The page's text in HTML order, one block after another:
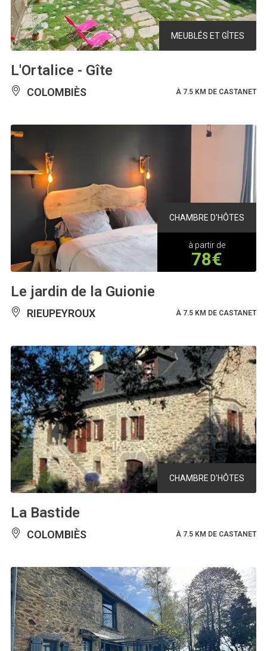
MEUBLÉS ET GÎTES
L'Ortalice - Gîte
COLOMBIÈS À 7.5 KM DE CASTANET
CHAMBRE D'HÔTES
à partir de
78€
Le jardin de la Guionie
RIEUPEYROUX À 7.5 KM DE CASTANET
CHAMBRE D'HÔTES
La Bastide
COLOMBIÈS À 7.5 KM DE CASTANET